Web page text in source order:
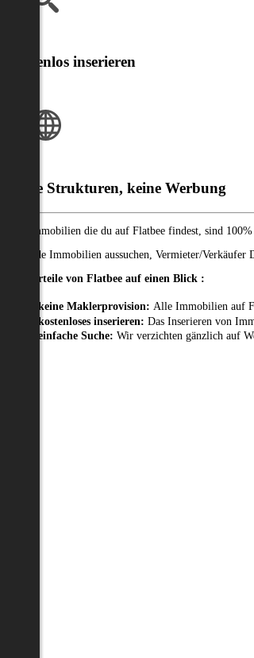
Kostenlos inserieren
Klare Strukturen, keine Werbung
Alle Immobilien die du auf Flatbee findest, sind
Passende Immobilien aussuchen, Vermieter/
Die Vorteile von Flatbee auf einen Blick :
keine Maklerprovision: Alle Immobilien auf
kostenloses inserieren: Das Inserieren von
einfache Suche: Wir verzichten gänzlich auf